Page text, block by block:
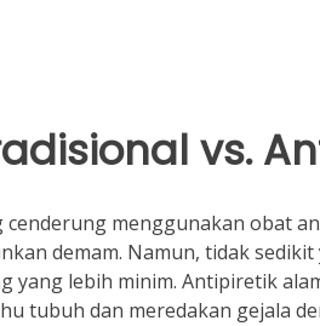
vs.
cenderung menggunakan obat
demam. Namun, tidak
yang lebih minim. Antipiretik
tubuh dan meredakan gejala